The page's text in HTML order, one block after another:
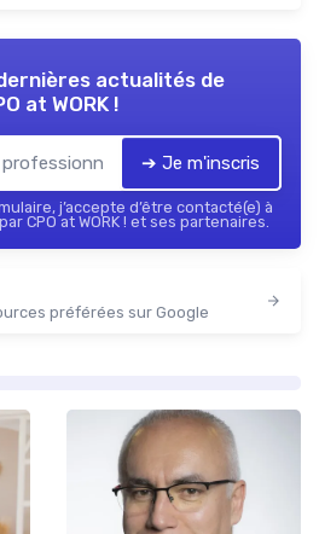
actualités de
at WORK !
➔ Je m'inscris
j’accepte d’être contacté(e) à
CPO at WORK ! et ses partenaires.
préférées sur Google